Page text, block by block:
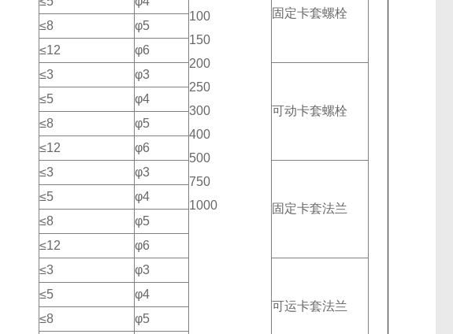
100
150
200
250
300
400
500
750
1000
固定卡套螺栓
≤8
φ5
≤12
φ6
≤3 φ3
可动卡套螺栓
≤5
φ4
≤8
φ5
≤12
φ6
≤3 φ3
固定卡套法兰
≤5
φ4
≤8
φ5
≤12
φ6
≤3 φ3
可运卡套法兰
≤5
φ4
≤8
φ5